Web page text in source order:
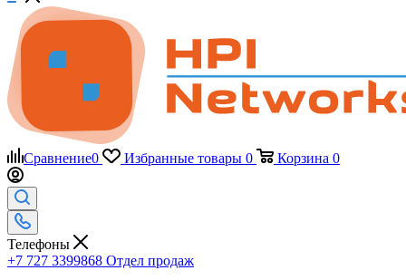
Сравнение0 Избранные товары 0 Корзина 0
Телефоны
+7 727 3399868 Отдел продаж